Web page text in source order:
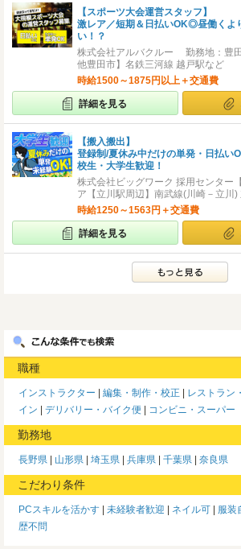
【スポーツ大会運営スタッフ】
激レア／短期＆日払いOK◎昼働くよ
い！？
株式会社アルバクルー 勤務地：豊
他豊田市】名鉄三河線 越戸駅など
時給1500～1875円以上＋交通費
詳細を見る
【搬入搬出】
登録制/夏休み中だけの単発・日払
校生・大学生歓迎！
株式会社ビッグワーク 採用センター
ア【立川駅周辺】南武線(川崎－立川)
時給1250～1563円＋交通費
詳細を見る
職種
インストラクター 編集・制作・校正 レストラン
イン
デリバリー・バイク便 コンビニ・スーパー
勤務地
長野県 山形県 埼玉県 兵庫県 千葉県 奈良県
こだわり条件
PCスキルを活かす 未経験者歓迎 ネイル可 服装
歴不問